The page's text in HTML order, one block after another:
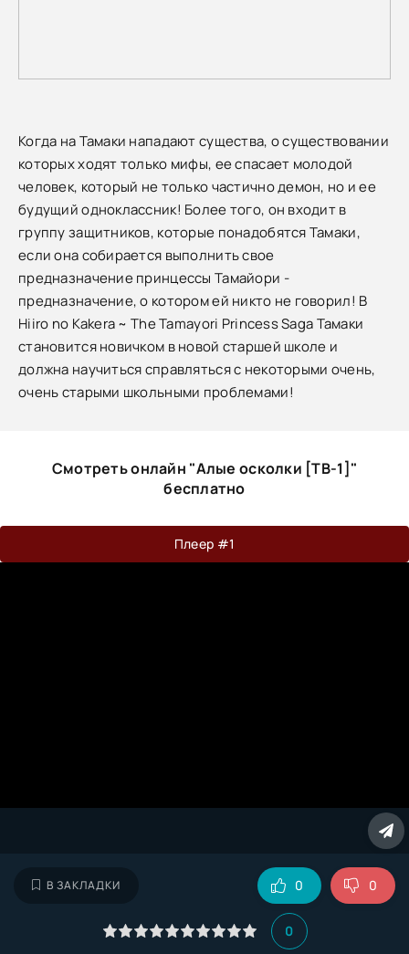
Когда на Тамаки нападают существа, о существовании
которых ходят только мифы, ее спасает молодой
человек, который не только частично демон, но и ее
будущий одноклассник! Более того, он входит в
группу защитников, которые понадобятся Тамаки,
если она собирается выполнить свое
предназначение принцессы Тамайори -
предназначение, о котором ей никто не говорил! В
Hiiro no Kakera ~ The Tamayori Princess Saga Тамаки
становится новичком в новой старшей школе и
должна научиться справляться с некоторыми очень,
очень старыми школьными проблемами!
Смотреть онлайн "Алые осколки [ТВ-1]"
бесплатно
Плеер #1
В ЗАКЛАДКИ
0
0 0